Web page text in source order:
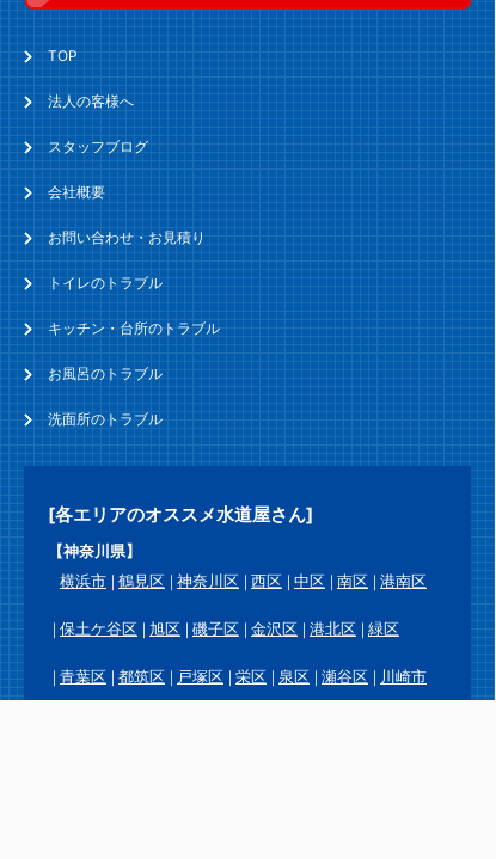
TOP
法人の客様へ
スタッフブログ
会社概要
お問い合わせ・お見積り
トイレのトラブル
キッチン・台所のトラブル
お風呂のトラブル
洗面所のトラブル
[各エリアのオススメ水道屋さん]
【神奈川県】
横浜市
鶴見区 神奈川区 西区 中区 南区 港南区
保土ケ谷区 旭区 磯子区 金沢区 港北区 緑区
青葉区 都筑区 戸塚区 栄区 泉区 瀬谷区 川崎市